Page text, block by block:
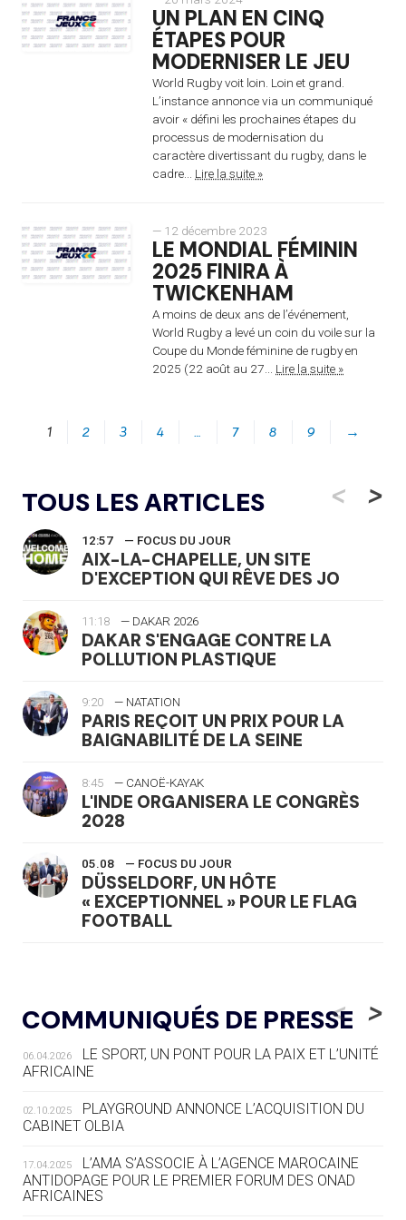
UN PLAN EN CINQ
ÉTAPES POUR
MODERNISER LE JEU
World Rugby voit loin. Loin et grand.
L’instance annonce via un communiqué
avoir « défini les prochaines étapes du
processus de modernisation du
caractère divertissant du rugby, dans le
cadre... Lire la suite »
— 12 décembre 2023
LE MONDIAL FÉMININ
2025 FINIRA À
TWICKENHAM
A moins de deux ans de l’événement,
World Rugby a levé un coin du voile sur la
Coupe du Monde féminine de rugby en
2025 (22 août au 27... Lire la suite »
1 2 3 4 … 7 8 9 →
TOUS LES ARTICLES <
12:57 — FOCUS DU JOUR
AIX-LA-CHAPELLE, UN SITE
D'EXCEPTION QUI RÊVE DES JO
11:18 — DAKAR 2026
DAKAR S'ENGAGE CONTRE LA
POLLUTION PLASTIQUE
9:20 — NATATION
PARIS REÇOIT UN PRIX POUR LA
BAIGNABILITÉ DE LA SEINE
8:45 — CANOË-KAYAK
L'INDE ORGANISERA LE CONGRÈS
2028
05.08 — FOCUS DU JOUR
DÜSSELDORF, UN HÔTE
« EXCEPTIONNEL » POUR LE FLAG
FOOTBALL
LE RÊVE DE VOIR LA LUGE ALPINE
AUX JO « N'EST PAS FINI »
05.08 — TIR À L'ARC
DES MONDIAUX À BRISBANE SUR LA
ROUTE DES JO 2032
LE VILLAGE OLYMPIQUE DES ARAVIS
SE DESSINE
>
COMMUNIQUÉS DE PRESSE
<
06.04.2026
LE SPORT, UN PONT POUR LA PAIX ET L’UNITÉ
AFRICAINE
02.10.2025
PLAYGROUND ANNONCE L’ACQUISITION DU
CABINET OLBIA
17.04.2025
L’AMA S’ASSOCIE À L’AGENCE MAROCAINE
ANTIDOPAGE POUR LE PREMIER FORUM DES ONAD
AFRICAINES
>